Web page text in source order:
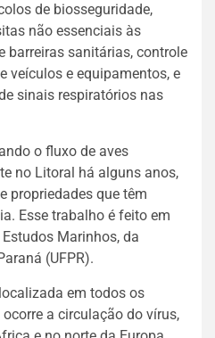
de biosseguridade,
não essenciais às
barreiras sanitárias, controle
veículos e equipamentos, e
sinais respiratórios nas
o fluxo de aves
no Litoral há alguns anos,
propriedades que têm
Esse trabalho é feito em
Marinhos, da
(UFPR).
em todos os
a circulação do vírus,